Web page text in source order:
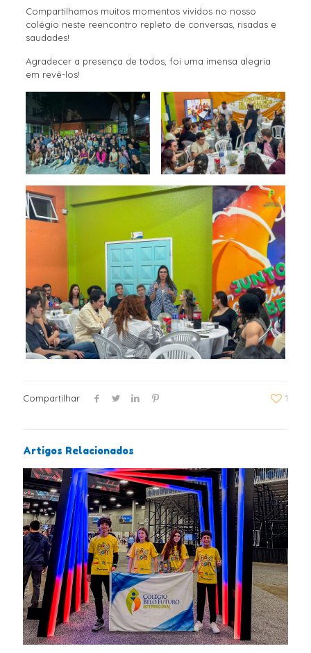
Compartilhamos muitos momentos vividos no nosso
colégio neste reencontro repleto de conversas, risadas e
saudades!
Agradecer a presença de todos, foi uma imensa alegria
em revê-los!
Compartilhar 1
Artigos Relacionados